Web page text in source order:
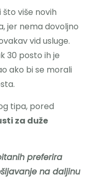
što više novih
jer nema dovoljno
vid usluge.
30 posto ih je
ako bi se morali
tipa, pored
za duže
preferira
na daljinu